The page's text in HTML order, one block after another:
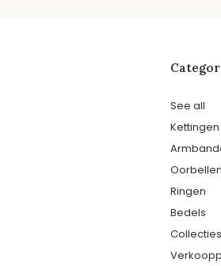
See all
Kettingen
Oorbellen
Ringen
Bedels
Collecties